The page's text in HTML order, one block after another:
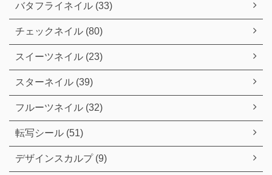
バタフライネイル (33)
チェックネイル (80)
スイーツネイル (23)
スターネイル (39)
フルーツネイル (32)
転写シール (51)
デザインスカルプ (9)